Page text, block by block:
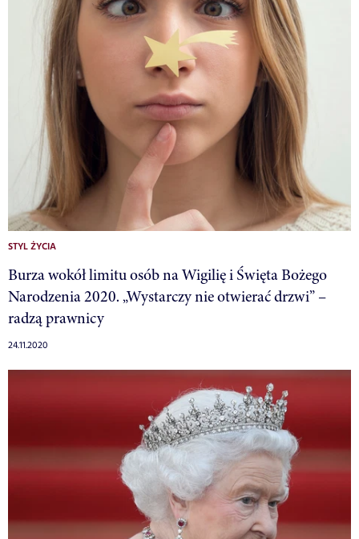
STYL ŻYCIA
Burza wokół limitu osób na Wigilię i Święta Bożego
Narodzenia 2020. „Wystarczy nie otwierać drzwi” –
radzą prawnicy
24.11.2020